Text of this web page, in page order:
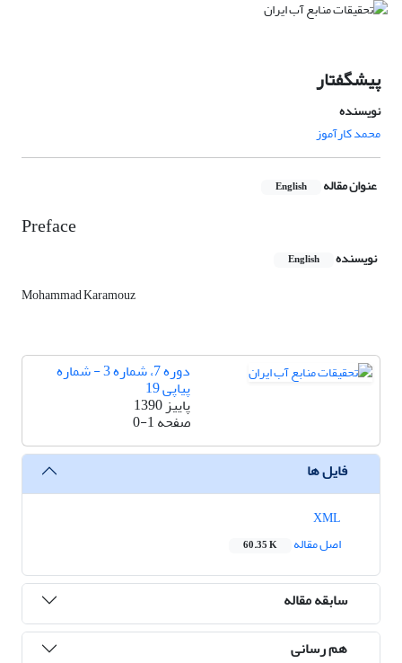
پیشگفتار
نویسنده
محمد کارآموز
عنوان مقاله English
Preface
نویسنده English
Mohammad Karamouz
دوره 7، شماره 3 - شماره
پیاپی 19
پاییز 1390
صفحه0-1
فایل ها
اصل مقاله
60.35 K
سابقه مقاله
هم رسانی